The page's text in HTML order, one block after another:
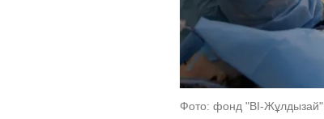
Фото: фонд "BI-Жұлдызай"